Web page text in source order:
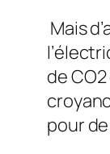
Mais
de
pour